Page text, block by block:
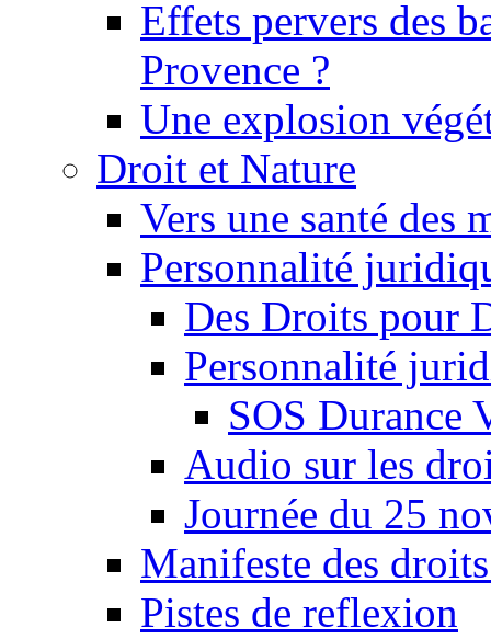
Effets pervers des
Provence ?
Une explosion
Droit et Nature
Vers une santé des
Personnalité
Des Droits pour
Personnalité
SOS Durance
Audio sur les
Journée du 25
Manifeste des
Pistes de reflexion